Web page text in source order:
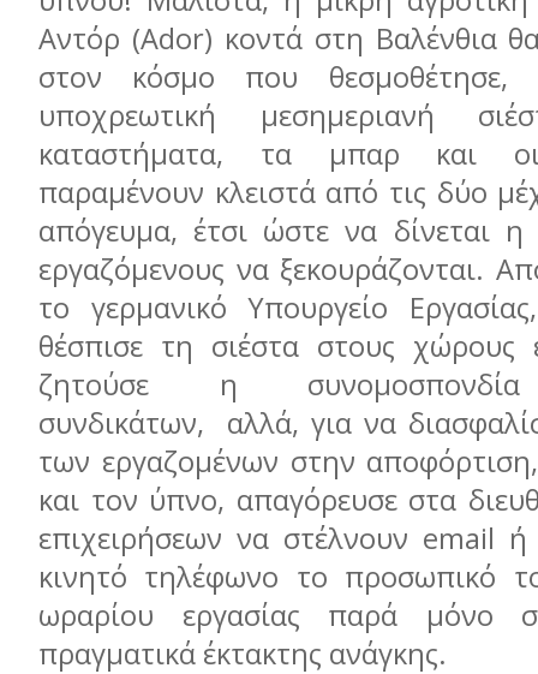
Αντόρ (Ador) κοντά στη Βαλένθια
στον κόσμο που
υποχρεωτική μεσημεριανή
καταστήματα, τα μπαρ και οι
παραμένουν κλειστά από τις δύο
απόγευμα, έτσι ώστε να δίνεται η
εργαζόμενους να ξεκουράζονται.
το γερμανικό Υπουργείο
θέσπισε τη σιέστα στους χώρους
ζητούσε η συνομοσπονδία
συνδικάτων, αλλά, για να
των εργαζομένων στην
και τον ύπνο, απαγόρευσε στα
επιχειρήσεων να στέλνουν email
κινητό τηλέφωνο το προσωπικό
ωραρίου εργασίας παρά μόνο
πραγματικά έκτακτης ανάγκης.